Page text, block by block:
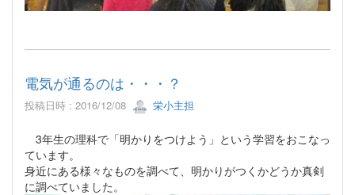
電気が通るのは・・・？
投稿日時 : 2016/12/08 栄小主担
3年生の理科で「明かりをつけよう」という学習をおこなっ
ています。
身近にある様々なものを調べて、明かりがつくかどうか真剣
に調べていました。